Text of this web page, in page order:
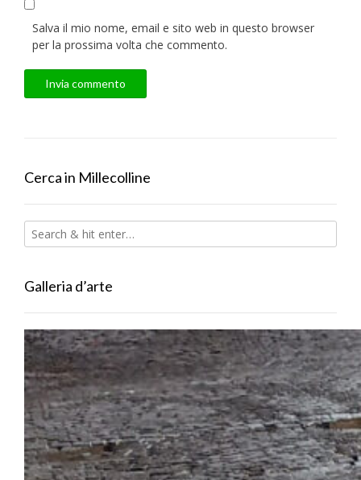
Salva il mio nome, email e sito web in questo browser
per la prossima volta che commento.
Cerca in Millecolline
Galleria d’arte